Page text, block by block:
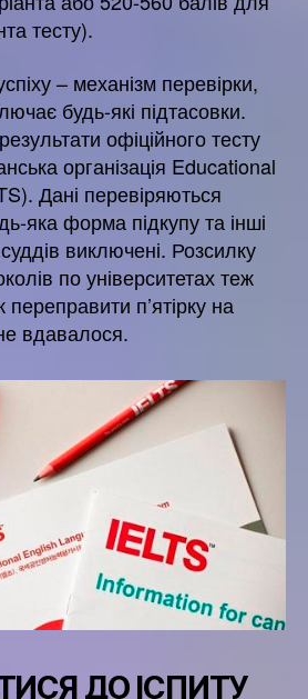
тесту).
– механізм перевірки,
будь-які підтасовки.
офіційного тесту
організація Educational
Дані перевіряються
яка форма підкупу та інші
виключені. Розсилку
по університетах теж
п’ятірку на
вдавалося.
ДО ІСПИТУ